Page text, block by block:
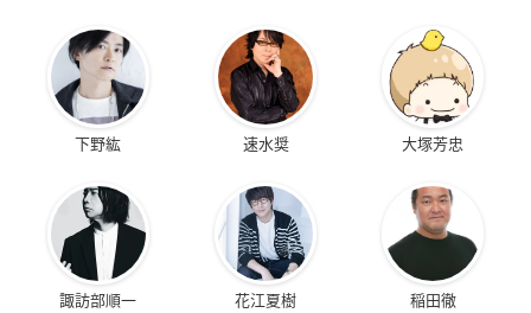
下野紘 速水奨 大塚芳忠
諏訪部順一 花江夏樹 稲田徹